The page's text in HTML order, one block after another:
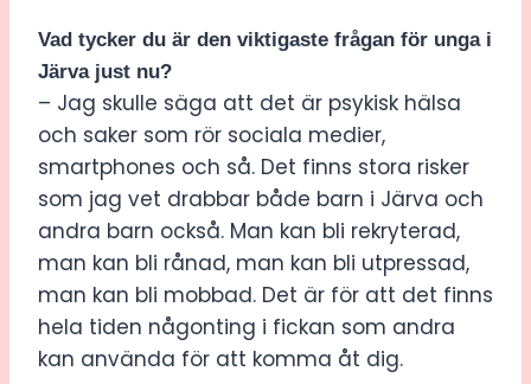
Vad tycker du är den viktigaste frågan för unga i
Järva just nu?
– Jag skulle säga att det är psykisk hälsa
och saker som rör sociala medier,
smartphones och så. Det finns stora risker
som jag vet drabbar både barn i Järva och
andra barn också. Man kan bli rekryterad,
man kan bli rånad, man kan bli utpressad,
man kan bli mobbad. Det är för att det finns
hela tiden någonting i fickan som andra
kan använda för att komma åt dig.